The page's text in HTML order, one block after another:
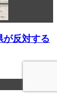
が反対する